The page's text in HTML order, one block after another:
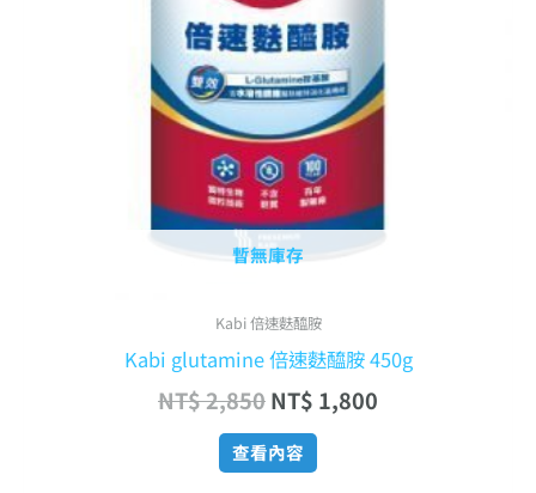
暫無庫存
Kabi 倍速麩醯胺
Kabi glutamine 倍速麩醯胺 450g
NT$2,850NT$ 1,800
查看內容